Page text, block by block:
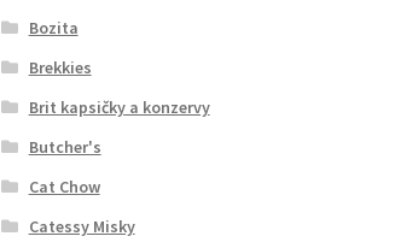
Bozita
Brekkies
Brit kapsičky a konzervy
Butcher's
Cat Chow
Catessy Misky